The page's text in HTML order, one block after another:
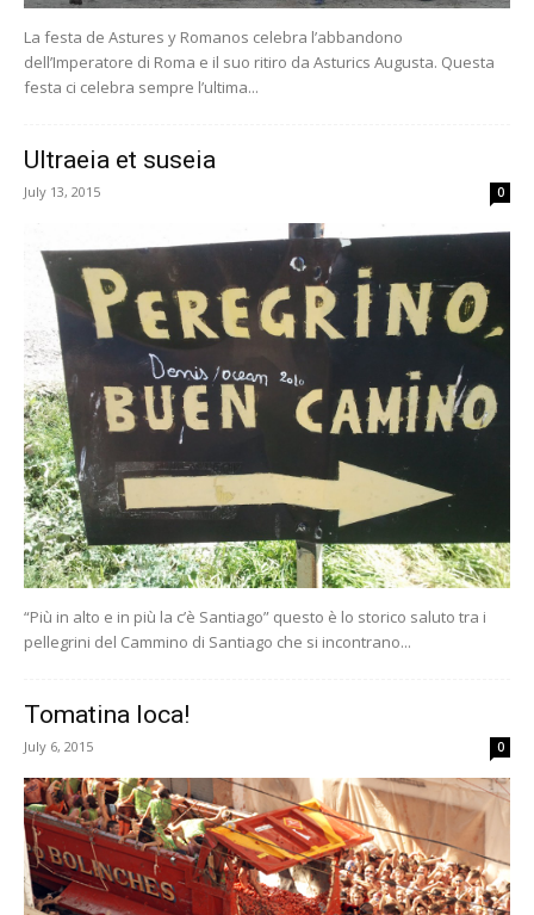
La festa de Astures y Romanos celebra l’abbandono
dell’Imperatore di Roma e il suo ritiro da Asturics Augusta. Questa
festa ci celebra sempre l’ultima...
Ultraeia et suseia
July 13, 2015 0
“Più in alto e in più la c’è Santiago” questo è lo storico saluto tra i
pellegrini del Cammino di Santiago che si incontrano...
Tomatina loca!
July 6, 2015 0